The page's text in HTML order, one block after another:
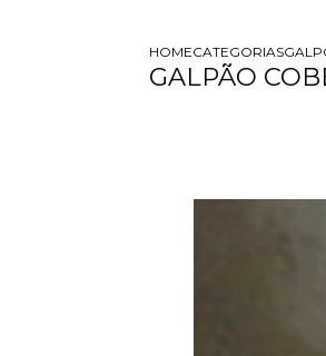
HOMECATEGORIAS
GALPÃO